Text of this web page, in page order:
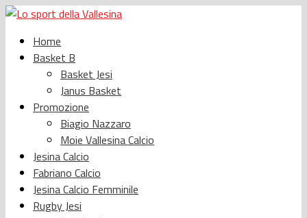
Home
Basket B
Basket Jesi
Janus Basket
Promozione
Biagio Nazzaro
Moie Vallesina Calcio
Jesina Calcio
Fabriano Calcio
Jesina Calcio Femminile
Rugby Jesi